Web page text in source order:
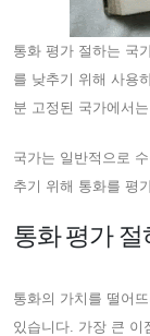
통화 평가 절하는 국
를 낮추기 위해 사용
분 고정된 국가에서
국가는 일반적으로
추기 위해 통화를 평
통화 평가 절
통화의 가치를 떨어
있습니다. 가장 큰 이